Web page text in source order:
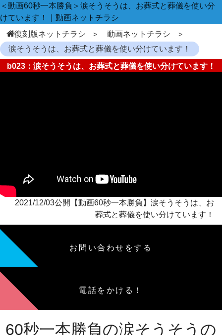
＜動画60秒一本勝負＞涙そうそうは、お葬式と葬儀を使い分
けています！｜動画ネットチラシ
復刻版ネットチラシ
動画ネットチラシ
涙そうそうは、お葬式と葬儀を使い分けています！
b023：涙そうそうは、お葬式と葬儀を使い分けています！
2021/12/03公開【動画60秒一本勝負】涙そうそうは、お
葬式と葬儀を使い分けています！
お問い合わせをする
電話をかける！
60秒一本勝負の涙そうそうの